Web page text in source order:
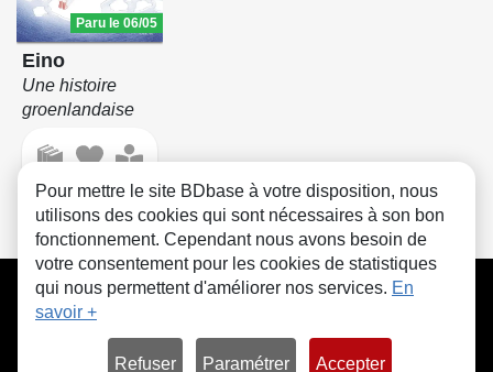
Paru le 06/05
Eino
Une histoire
groenlandaise
CGU FAQ Contact Cookies
Pour mettre le site BDbase à votre disposition, nous
utilisons des cookies qui sont nécessaires à son bon
fonctionnement. Cependant nous avons besoin de
votre consentement pour les cookies de statistiques
qui nous permettent d'améliorer nos services. En
savoir +
Refuser Paramétrer Accepter